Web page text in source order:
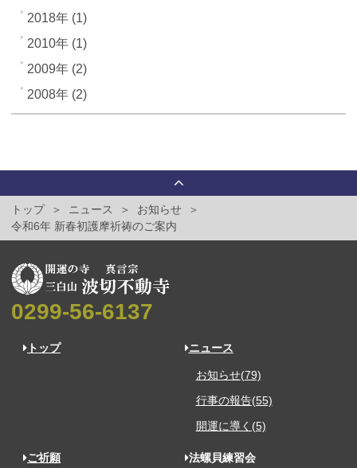
2018年 (1)
2010年 (1)
2009年 (2)
2008年 (2)
トップ ニュース
お知らせ
令和6年 新春初護摩祈祷のご案内
0299-56-6137
トップ ニュース
お知らせ(79)
行事の報告(55)
開運に導く(5)
ご祈願
法螺貝練習会